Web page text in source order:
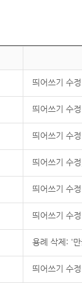
띄어쓰기 수
띄어쓰기 수
띄어쓰기 수
띄어쓰기 수
띄어쓰기 수
띄어쓰기 수
용례 삭제: '
띄어쓰기 수